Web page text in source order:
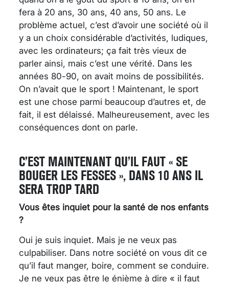
fera à 20 ans, 30 ans, 40 ans, 50 ans. Le
problème actuel, c’est d’avoir une société où il
y a un choix considérable d’activités, ludiques,
avec les ordinateurs; ça fait très vieux de
parler ainsi, mais c’est une vérité. Dans les
années 80-90, on avait moins de possibilités.
On n’avait que le sport ! Maintenant, le sport
est une chose parmi beaucoup d’autres et, de
fait, il est délaissé. Malheureusement, avec les
conséquences dont on parle.
C’EST MAINTENANT QU’IL FAUT « SE
BOUGER LES FESSES », DANS 10 ANS IL
SERA TROP TARD
Vous êtes inquiet pour la santé de nos enfants
?
Oui je suis inquiet. Mais je ne veux pas
culpabiliser. Dans notre société on vous dit ce
qu’il faut manger, boire, comment se conduire.
Je ne veux pas être le énième à dire « il faut